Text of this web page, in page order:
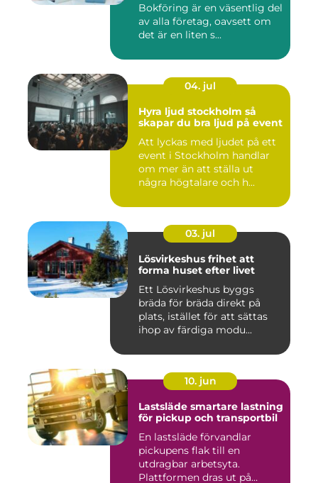
Bokföring är en väsentlig del
av alla företag, oavsett om
det är en liten s...
04. jul
Hyra ljud stockholm så
skapar du bra ljud på event
Att lyckas med ljudet på ett
event i Stockholm handlar
om mer än att ställa ut
några högtalare och h...
03. jul
Lösvirkeshus frihet att
forma huset efter livet
Ett Lösvirkeshus byggs
bräda för bräda direkt på
plats, istället för att sättas
ihop av färdiga modu...
10. jun
Lastsläde smartare lastning
för pickup och transportbil
En lastsläde förvandlar
pickupens flak till en
utdragbar arbetsyta.
Plattformen dras ut på